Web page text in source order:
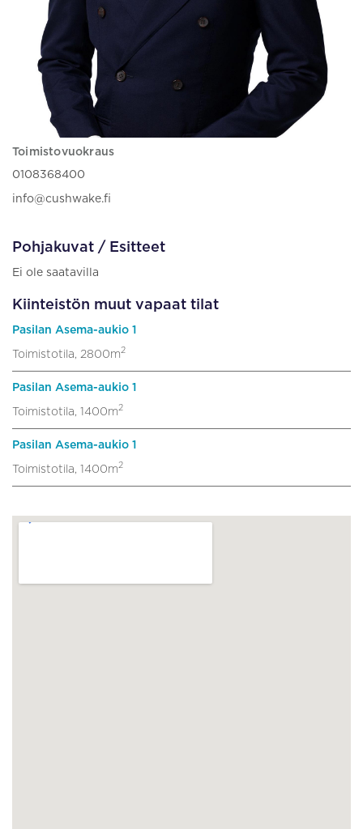
Toimistovuokraus
0108368400
info@cushwake.fi
Pohjakuvat / Esitteet
Ei ole saatavilla
Kiinteistön muut vapaat tilat
Pasilan Asema-aukio 1
Toimistotila, 2800m2
Pasilan Asema-aukio 1
Toimistotila, 1400m2
Pasilan Asema-aukio 1
Toimistotila, 1400m2